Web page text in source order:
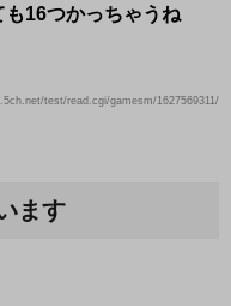
16つかっちゃうね
test/read.cgi/gamesm/1627569311/
ます